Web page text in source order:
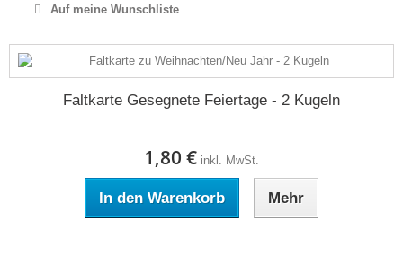
Auf meine Wunschliste
Faltkarte Gesegnete Feiertage - 2 Kugeln
1,80 € inkl. MwSt.
In den Warenkorb Mehr